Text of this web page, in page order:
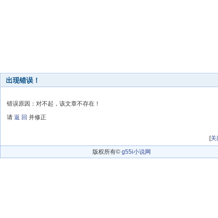
出现错误！
错误原因：对不起，该文章不存在！
请 返 回 并修正
[关
版权所有© g55i小说网